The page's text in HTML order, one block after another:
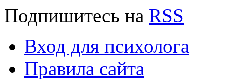
Подпишитесь на RSS
Вход для психолога
Правила сайта